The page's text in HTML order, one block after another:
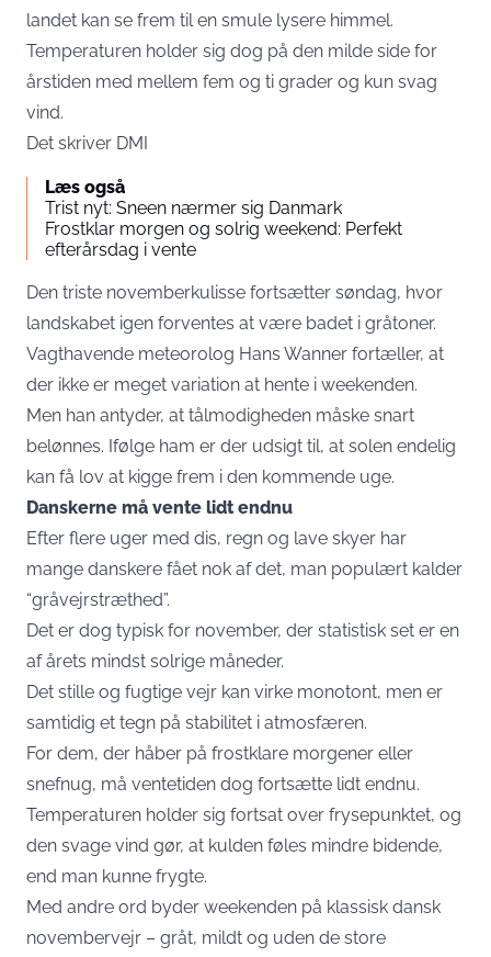
landet kan se frem til en smule lysere himmel.
Temperaturen holder sig dog på den milde side for
årstiden med mellem fem og ti grader og kun svag
vind.
Det skriver DMI
Læs også
Trist nyt: Sneen nærmer sig Danmark
Frostklar morgen og solrig weekend: Perfekt
efterårsdag i vente
Den triste novemberkulisse fortsætter søndag, hvor
landskabet igen forventes at være badet i gråtoner.
Vagthavende meteorolog Hans Wanner fortæller, at
der ikke er meget variation at hente i weekenden.
Men han antyder, at tålmodigheden måske snart
belønnes. Ifølge ham er der udsigt til, at solen endelig
kan få lov at kigge frem i den kommende uge.
Danskerne må vente lidt endnu
Efter flere uger med dis, regn og lave skyer har
mange danskere fået nok af det, man populært kalder
“gråvejrstræthed”.
Det er dog typisk for november, der statistisk set er en
af årets mindst solrige måneder.
Det stille og fugtige vejr kan virke monotont, men er
samtidig et tegn på stabilitet i atmosfæren.
For dem, der håber på frostklare morgener eller
snefnug, må ventetiden dog fortsætte lidt endnu.
Temperaturen holder sig fortsat over frysepunktet, og
den svage vind gør, at kulden føles mindre bidende,
end man kunne frygte.
Med andre ord byder weekenden på klassisk dansk
novembervejr – gråt, mildt og uden de store